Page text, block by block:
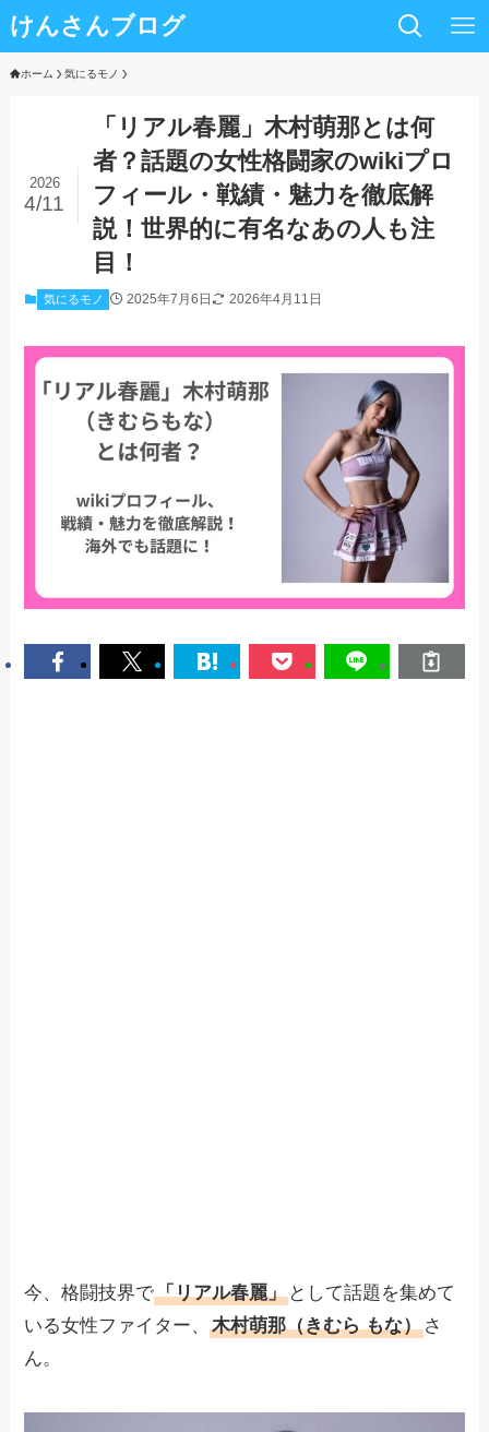
けんさんブログ
ホーム 気にるモノ
「リアル春麗」木村萌那とは何
者？話題の女性格闘家のwikiプロ
フィール・戦績・魅力を徹底解
説！世界的に有名なあの人も注
目！
2026
4/11
気にるモノ 2025年7月6日 2026年4月11日
今、格闘技界で「リアル春麗」 として話題を集めて
いる女性ファイター、木村萌那（きむら もな）さ
ん。